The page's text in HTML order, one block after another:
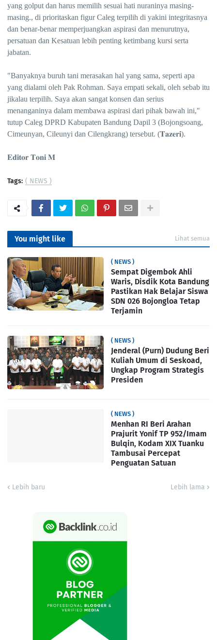
yang golput dan harus memilih sesuai hati nuraninya masing-
masing., di prioritaskan figur Caleg terpilih di yakini integritasnya
dan benar-benar memperjuangkan aspirasi dan menurutnya,
persatuan dan Kesatuan lebih penting ketimbang kursi serta
jabatan.
"Banyaknya buruh tani merasakan hal yang sama, seperti apa
yang dialami oleh Pak Rohman. Saya empati sekali, oleh sebab itu
jikalau terpilih. Saya akan sangat konsen dan serius
menanganinya dalam membawa aspirasi dari pihak bawah ini,"
tutup Caleg DPRD Kabupaten Bandung Dapil 3 (Bojongsoang,
Cimeunyan, Cileunyi dan Cilengkrang) tersebut. (𝐓𝐚𝐳𝐞𝐫𝐢).
𝐄𝐝𝐢𝐭𝐨𝐫 𝐓𝐨𝐧𝐢 𝐌
Tags: ( NEWS )
You might like Lihat semua
( NEWS )
Sempat Digembok Ahli
Waris, Disdik Kota Bandung
Pastikan Hak Belajar Siswa
SDN 026 Bojongloa Tetap
Terjamin
( NEWS )
Jenderal (Purn) Dudung Beri
Kuliah Umum di Seskoad,
Ungkap Program Strategis
Presiden
( NEWS )
Menhan RI Beri Arahan
Prajurit Yonif TP 952/Imam
Bulqin, Kodam XIX Tuanku
Tambusai Percepat
Penguatan Satuan
Lebih baru Lebih lama